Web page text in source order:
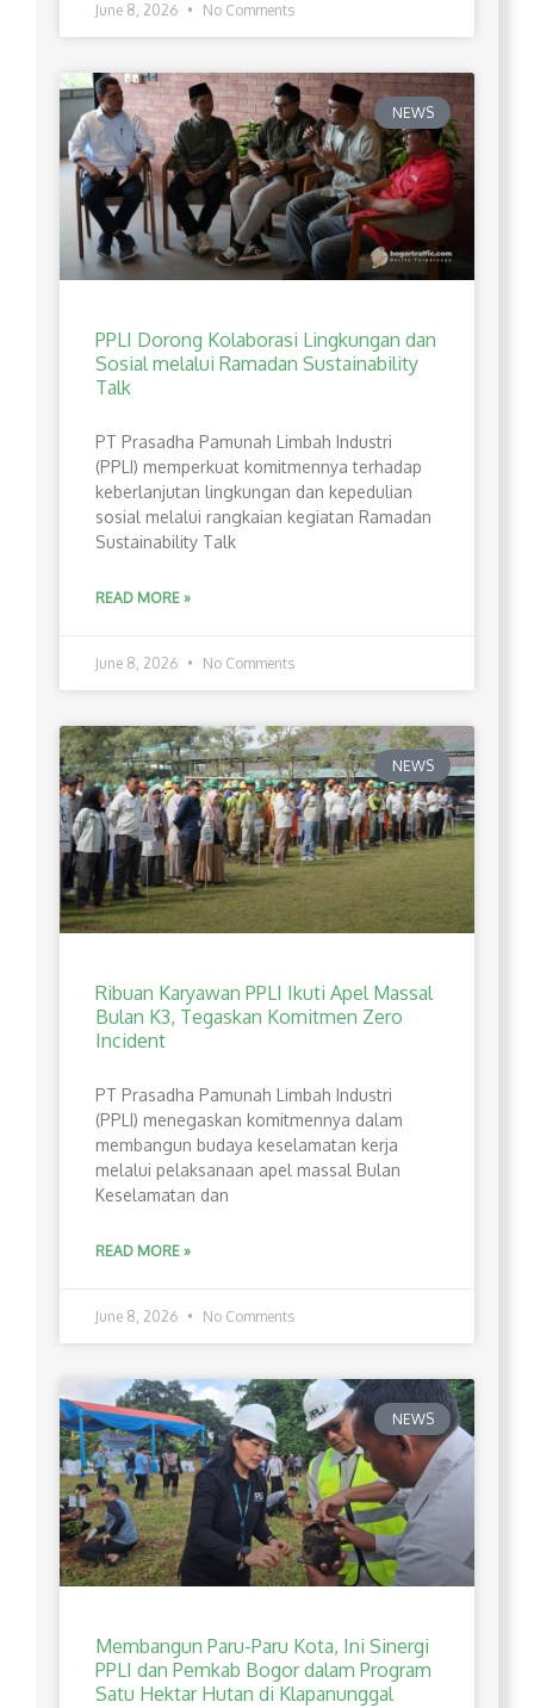
June 8, 2026 No Comments
NEWS
PPLI Dorong Kolaborasi Lingkungan dan
Sosial melalui Ramadan Sustainability
Talk
PT Prasadha Pamunah Limbah Industri
(PPLI) memperkuat komitmennya terhadap
keberlanjutan lingkungan dan kepedulian
sosial melalui rangkaian kegiatan Ramadan
Sustainability Talk
READ MORE »
June 8, 2026 No Comments
NEWS
Ribuan Karyawan PPLI Ikuti Apel Massal
Bulan K3, Tegaskan Komitmen Zero
Incident
PT Prasadha Pamunah Limbah Industri
(PPLI) menegaskan komitmennya dalam
membangun budaya keselamatan kerja
melalui pelaksanaan apel massal Bulan
Keselamatan dan
READ MORE »
June 8, 2026 No Comments
NEWS
Membangun Paru-Paru Kota, Ini Sinergi
PPLI dan Pemkab Bogor dalam Program
Satu Hektar Hutan di Klapanunggal